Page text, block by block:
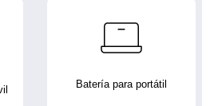
Batería para portátil